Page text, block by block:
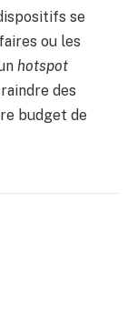
se
ou les
hotspot
des
budget de